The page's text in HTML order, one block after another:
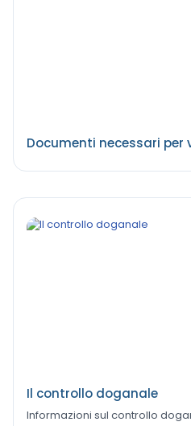
Documenti necessari per
Il controllo doganale
Informazioni sul controllo